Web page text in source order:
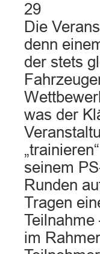
29
Die
denn
der stets
was der
seinem
Runden
Tragen
Teilnahme
im